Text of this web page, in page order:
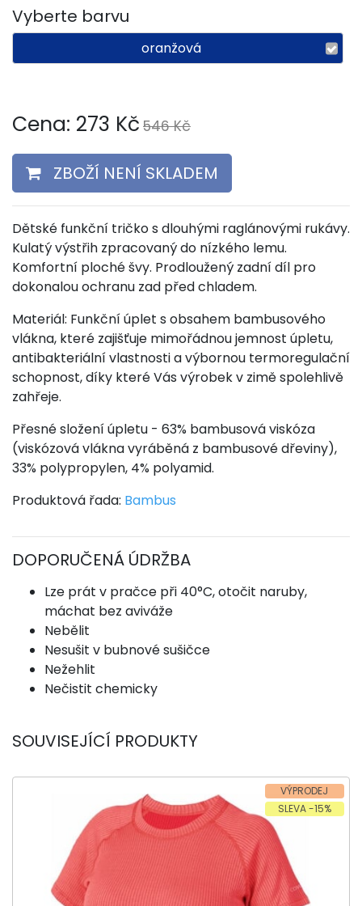
Vyberte barvu
oranžová
Cena: 273 Kč 546 Kč
ZBOŽÍ NENÍ SKLADEM
Dětské funkční tričko s dlouhými raglánovými rukávy.
Kulatý výstřih zpracovaný do nízkého lemu.
Komfortní ploché švy. Prodloužený zadní díl pro
dokonalou ochranu zad před chladem.
Materiál: Funkční úplet s obsahem bambusového
vlákna, které zajišťuje mimořádnou jemnost úpletu,
antibakteriální vlastnosti a výbornou termoregulační
schopnost, díky které Vás výrobek v zimě spolehlivě
zahřeje.
Přesné složení úpletu - 63% bambusová viskóza
(viskózová vlákna vyráběná z bambusové dřeviny),
33% polypropylen, 4% polyamid.
Produktová řada: Bambus
DOPORUČENÁ ÚDRŽBA
Lze prát v pračce při 40°C, otočit naruby,
máchat bez aviváže
Nebělit
Nesušit v bubnové sušičce
Nežehlit
Nečistit chemicky
SOUVISEJÍCÍ PRODUKTY
VÝPRODEJ
SLEVA -15%